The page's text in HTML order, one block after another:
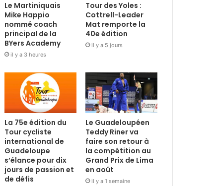
Le Martiniquais
Mike Happio
nommé coach
principal de la
BYers Academy
il y a 3 heures
Tour des Yoles :
Cottrell-Leader
Mat remporte la
40e édition
il y a 5 jours
La 75e édition du
Tour cycliste
international de
Guadeloupe
s’élance pour dix
jours de passion et
de défis
Le Guadeloupéen
Teddy Riner va
faire son retour à
la compétition au
Grand Prix de Lima
en août
il y a 1 semaine